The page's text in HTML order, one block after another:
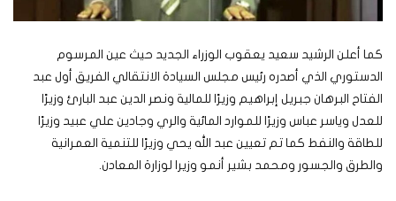
كما أعلن الرشيد سعيد يعقوب الوزراء الجديد حيث عين المرسوم
الدستوري الذي أصدره رئيس مجلس السيادة الانتقالي الفريق أول عبد
الفتاح البرهان جبريل إبراهيم وزيرًا للمالية ونصر الدين عبد البارئ وزيرًا
للعدل وياسر عباس وزيرًا للموارد المائية والري وجادين علي عبيد وزيرًا
للطاقة والنفط كما تم تعيين عبد الله يحي وزيرًا للتنمية العمرانية
والطرق والجسور ومحمد بشير أنمو وزيرا لوزارة المعادن.